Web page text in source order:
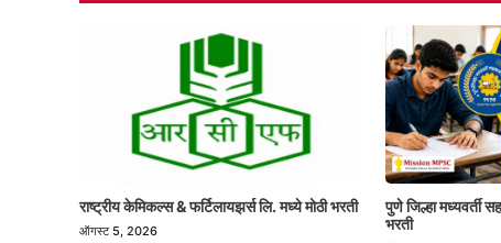
राष्ट्रीय केमिकल्स & फर्टिलायझर्स लि. मध्ये मोठी भरती
ऑगस्ट 5, 2026
पुणे जिल्हा मध्यवर्ती
भरती